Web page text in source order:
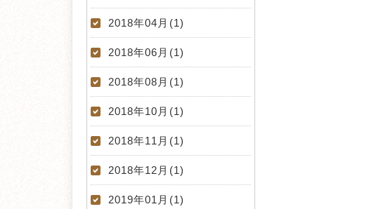
2018年04月(1)
2018年06月(1)
2018年08月(1)
2018年10月(1)
2018年11月(1)
2018年12月(1)
2019年01月(1)